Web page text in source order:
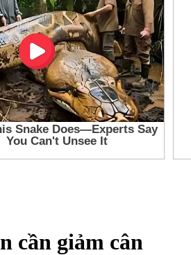
cần giảm cân